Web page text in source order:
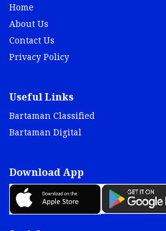
Home
About Us
Contact Us
Privacy Policy
Useful Links
Bartaman Classified
Bartaman Digital
Download App